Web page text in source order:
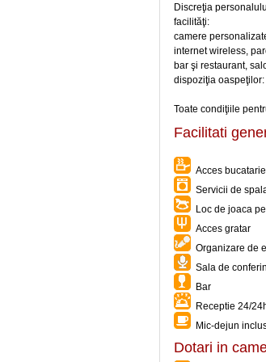
Discreţia
facilităţi:
camere
internet wireless,
bar şi restaurant,
dispoziţia
Toate condiţiile
Facilitati
Acces bucatarie
Servicii de
Loc de joaca
Acces gratar
Organizare de
Sala de
Bar
Receptie 24/
Mic-dejun
Dotari in